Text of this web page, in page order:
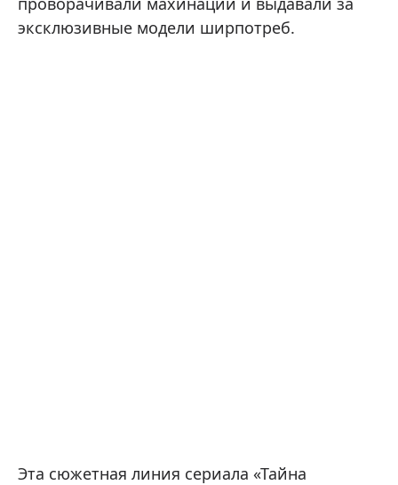
эксклюзивные модели ширпотреб.
Эта сюжетная линия сериала «Тайна